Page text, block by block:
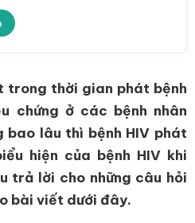
trong thời gian phát bệnh
chứng ở các bệnh nhân
bao lâu thì bệnh HIV phát
hiện của bệnh HIV khi
trả lời cho những câu hỏi
bài viết dưới đây.